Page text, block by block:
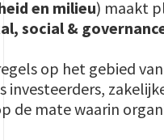
en milieu) maakt
social &
op het gebied
de mate waarin